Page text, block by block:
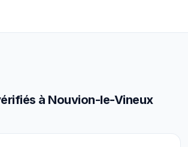
à Nouvion-le-Vineux